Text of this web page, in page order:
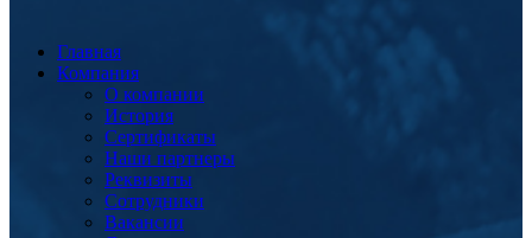
Главная
Компания
О компании
История
Сертификаты
Наши партнеры
Реквизиты
Сотрудники
Вакансии